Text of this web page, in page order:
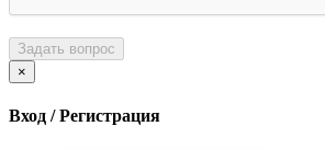
Задать вопрос
×
Вход / Регистрация